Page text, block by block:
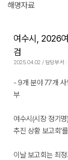
해명자료
여수시, 2026
검
2025.04.02 / 담당부서
- 9개 분야 77개 사
부
여수시(시장 정기
추진 상황 보고회’
이날 보고회는 최